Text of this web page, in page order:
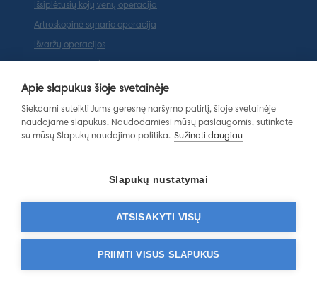
Apie slapukus šioje svetainėje
Siekdami suteikti Jums geresnę naršymo patirtį, šioje svetainėje
naudojame slapukus. Naudodamiesi mūsų paslaugomis, sutinkate
su mūsų Slapukų naudojimo politika. Sužinoti daugiau
Slapukų nustatymai
ATSISAKYTI VISŲ
PRIIMTI VISUS SLAPUKUS
Išsiplėtusių kojų venų operacija
Artroskopinė sąnario operacija
Išvaržų operacijos
Ausų plastinė operacija (otoplastika)
Populiariausios paslaugos
Magnetinio rezonanso tomografija
Ortopedo-traumatologo konsultacija
Gastroenterologo konsultacija
Dermatovenerologo konsultacija